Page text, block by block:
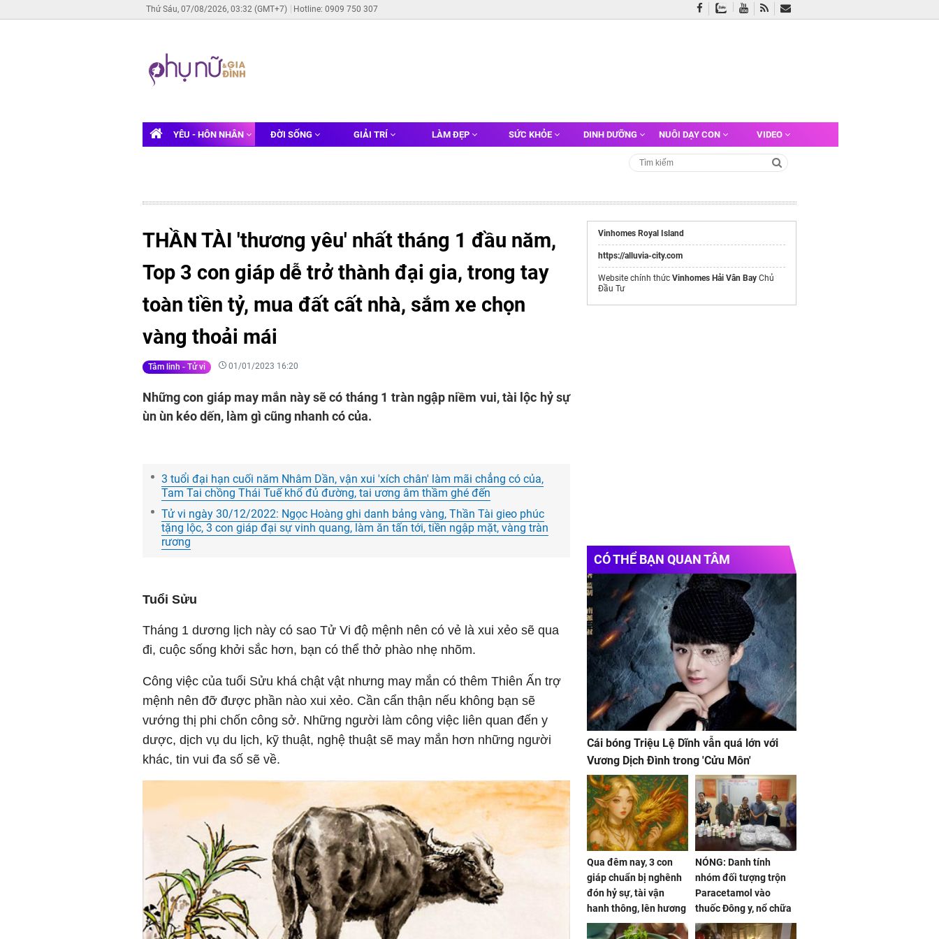
Thứ Sáu, 07/08/2026, 03:32 (GMT+7) Hotline: 0909 750 307
YÊU - HÔN NHÂN ĐỜI SỐNG GIẢI TRÍ LÀM ĐẸP SỨC KHỎE DINH DƯỠNG NUÔI DẠY CON VIDEO
THẦN TÀI 'thương yêu' nhất tháng 1 đầu năm,
Top 3 con giáp dễ trở thành đại gia, trong tay
toàn tiền tỷ, mua đất cất nhà, sắm xe chọn
vàng thoải mái
Tâm linh - Tử vi 01/01/2023 16:20
Những con giáp may mắn này sẽ có tháng 1 tràn ngập niềm vui, tài lộc hỷ sự
ùn ùn kéo dến, làm gì cũng nhanh có của.
3 tuổi đại hạn cuối năm Nhâm Dần, vận xui 'xích chân' làm mãi chẳng có của,
Tam Tai chồng Thái Tuế khổ đủ đường, tai ương âm thầm ghé đến
Tử vi ngày 30/12/2022: Ngọc Hoàng ghi danh bảng vàng, Thần Tài gieo phúc
tặng lộc, 3 con giáp đại sự vinh quang, làm ăn tấn tới, tiền ngập mặt, vàng tràn
rương
Tuổi Sửu
Tháng 1 dương lịch này có sao Tử Vi độ mệnh nên có vẻ là xui xẻo sẽ qua
đi, cuộc sống khởi sắc hơn, bạn có thể thở phào nhẹ nhõm.
Công việc của tuổi Sửu khá chật vật nhưng may mắn có thêm Thiên Ấn trợ
mệnh nên đỡ được phần nào xui xẻo. Cần cẩn thận nếu không bạn sẽ
vướng thị phi chốn công sở. Những người làm công việc liên quan đến y
dược, dịch vụ du lịch, kỹ thuật, nghệ thuật sẽ may mắn hơn những người
khác, tin vui đa số sẽ về.
Vinhomes Royal Island
https://alluvia-city.com
Website chính thức Vinhomes Hải Vân Bay Chủ
Đầu Tư
CÓ THỂ BẠN QUAN TÂM
Cái bóng Triệu Lệ Dĩnh vẫn quá lớn với
Vương Dịch Đình trong 'Cửu Môn'
Qua đêm nay, 3 con
giáp chuẩn bị nghênh
đón hỷ sự, tài vận
hanh thông, lên hương
hóa Rồng hóa Phượng,
NÓNG: Danh tính
nhóm đối tượng trộn
Paracetamol vào
thuốc Đông y, nổ chữa
bách bệnh